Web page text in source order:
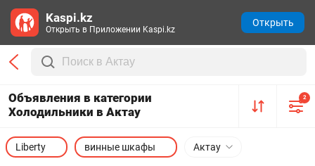
Объявления в категории
Холодильники в Актау
2
Актау
Liberty винные шкафы
Kaspi.kz
Открыть в Приложении Kaspi.kz
Открыть